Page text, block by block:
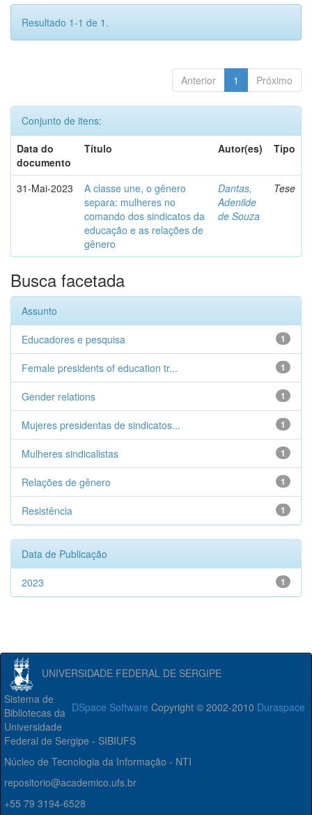
Resultado 1-1 de 1.
Anterior 1 Próximo
Conjunto de itens:
Data do
documento
Título Autor(es) Tipo
31-Mai-2023
A classe une, o gênero
separa: mulheres no
comando dos sindicatos da
educação e as relações de
gênero
Dantas,
Adenilde
de Souza
Tese
Busca facetada
Assunto
1
Educadores e pesquisa
1
Female presidents of education tr...
1
Gender relations
1
Mujeres presidentas de sindicatos...
1
Mulheres sindicalistas
1
Relações de gênero
1
Resistência
Data de Publicação
1
2023
UNIVERSIDADE FEDERAL DE SERGIPE
DSpace Software Copyright © 2002-2010 Duraspace
Sistema de
Bibliotecas da
Universidade
Federal de Sergipe - SIBIUFS
Núcleo de Tecnologia da Informação - NTI
repositorio@academico.ufs.br
+55 79 3194-6528